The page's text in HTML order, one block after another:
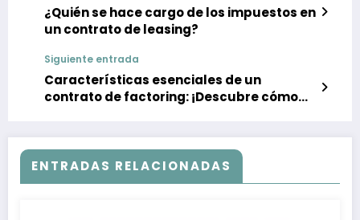
¿Quién se hace cargo de los impuestos en
un contrato de leasing?
Siguiente entrada
Características esenciales de un
contrato de factoring: ¡Descubre cómo
ENTRADAS RELACIONADAS